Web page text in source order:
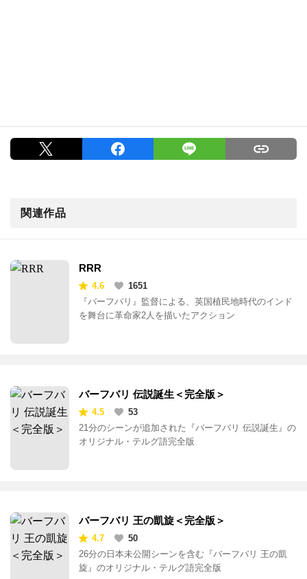
関連作品
RRR
4.6
1651
『バーフバリ』監督による、英国植民地時代のインド
を舞台に革命家2人を描いたアクション
バーフバリ 伝説誕生＜完全版＞
4.5
53
21分のシーンが追加された『バーフバリ 伝説誕生』の
オリジナル・テルグ語完全版
バーフバリ 王の凱旋＜完全版＞
4.7
50
26分の日本未公開シーンを含む『バーフバリ 王の凱
旋』のオリジナル・テルグ語完全版